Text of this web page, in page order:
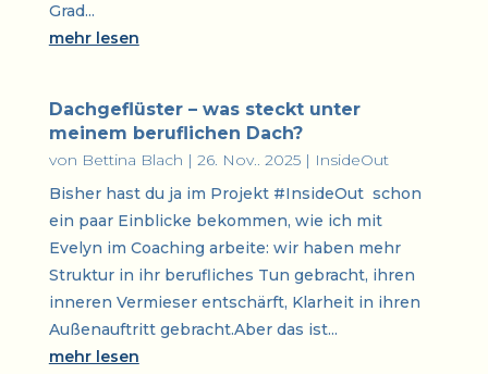
Grad...
mehr lesen
Dachgeflüster – was steckt unter
meinem beruflichen Dach?
von Bettina Blach | 26. Nov.. 2025| InsideOut
Bisher hast du ja im Projekt #InsideOut schon
ein paar Einblicke bekommen, wie ich mit
Evelyn im Coaching arbeite: wir haben mehr
Struktur in ihr berufliches Tun gebracht, ihren
inneren Vermieser entschärft, Klarheit in ihren
Außenauftritt gebracht.Aber das ist...
mehr lesen